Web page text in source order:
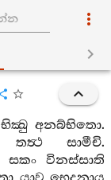
අනබ්භිතො.
සාමීචි.
විනස්සාති